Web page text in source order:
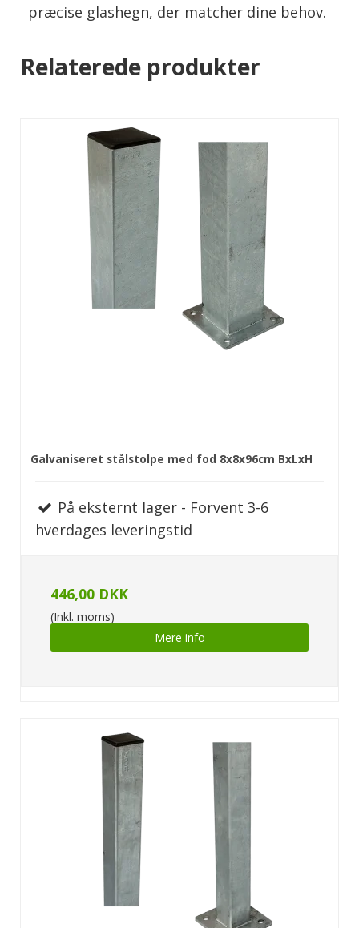
præcise glashegn, der matcher dine behov.
Relaterede produkter
Galvaniseret stålstolpe med fod 8x8x96cm BxLxH
På eksternt lager - Forvent 3-6
hverdages leveringstid
446,00 DKK
(Inkl. moms)
Mere info